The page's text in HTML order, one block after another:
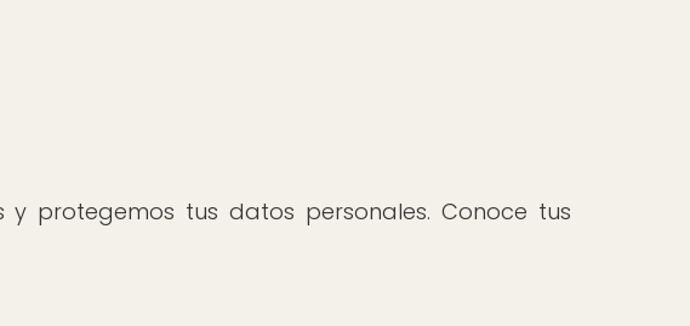
protegemos tus datos personales. Conoce tus